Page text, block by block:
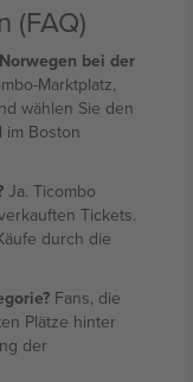
(FAQ)
bei der
Marktplatz,
wählen Sie den
im Boston
Ja. Ticombo
Tickets.
durch die
Fans, die
Plätze hinter
der